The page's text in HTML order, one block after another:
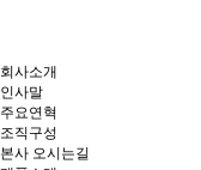
회사소개
인사말
주요연혁
조직구성
본사 오시는길